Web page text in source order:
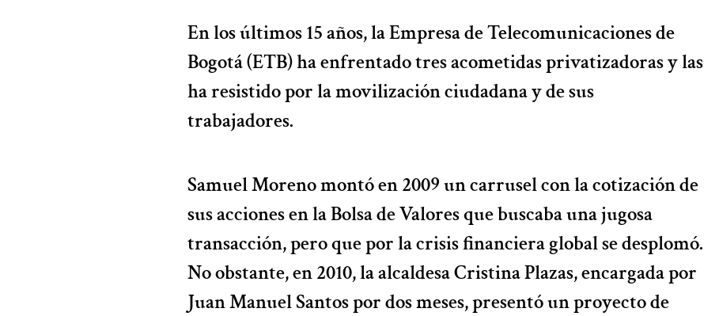
En los últimos 15 años, la Empresa de Telecomunicaciones de
Bogotá (ETB) ha enfrentado tres acometidas privatizadoras y las
ha resistido por la movilización ciudadana y de sus
trabajadores.
Samuel Moreno montó en 2009 un carrusel con la cotización de
sus acciones en la Bolsa de Valores que buscaba una jugosa
transacción, pero que por la crisis financiera global se desplomó.
No obstante, en 2010, la alcaldesa Cristina Plazas, encargada por
Juan Manuel Santos por dos meses, presentó un proyecto de